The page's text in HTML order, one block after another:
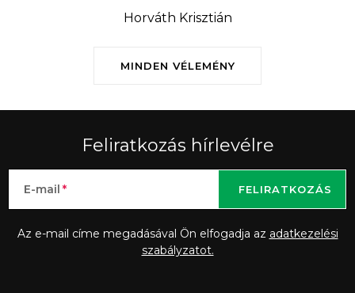
MINDEN VÉLEMÉNY
Horváth Krisztián
Feliratkozás hírlevélre
E-mail
Az e-mail címe megadásával Ön elfogadja az adatkezelési
szabályzatot.
FELIRATKOZÁS